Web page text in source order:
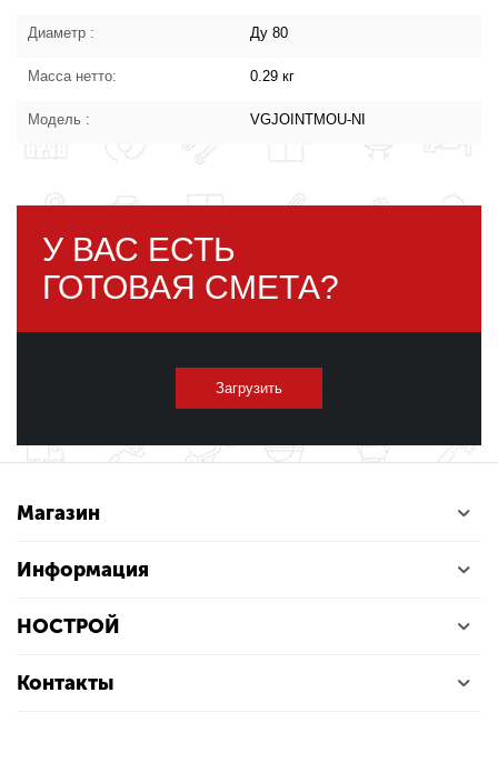
Диаметр : Ду 80
Масса нетто: 0.29 кг
Модель : VGJOINTMOU-NI
У ВАС ЕСТЬ
ГОТОВАЯ СМЕТА?
Загрузить
Магазин
Информация
НОСТРОЙ
Контакты